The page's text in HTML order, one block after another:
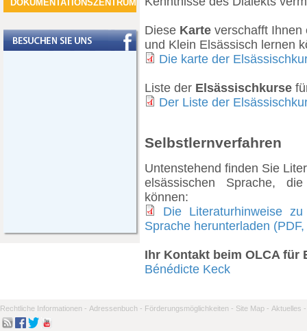
DOKUMENTATIONSZENTRUM
Diese Karte verschafft Ihnen
und Klein Elsässisch lernen
Die karte der
Liste der Elsässischkurse
Der Liste der
Selbstlernverfahren
Untenstehend finden Sie
elsässischen Sprache,
können:
Die Literaturhinweise
Sprache herunterladen
Ihr Kontakt beim OLCA für
Bénédicte Keck
Rechtliche Informationen - Adressenbuch - Förderungsmöglichkeiten - Site Map - Aktuelles -